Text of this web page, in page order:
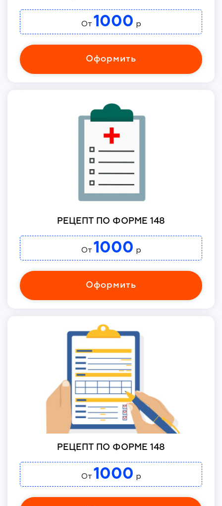
От 1000 р
Оформить
РЕЦЕПТ ПО ФОРМЕ 148
От 1000 р
Оформить
РЕЦЕПТ ПО ФОРМЕ 148
От 1000 р